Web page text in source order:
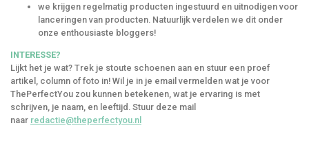
we krijgen regelmatig producten ingestuurd en uitnodigen voor
lanceringen van producten. Natuurlijk verdelen we dit onder
onze enthousiaste bloggers!
INTERESSE?
Lijkt het je wat? Trek je stoute schoenen aan en stuur een proef
artikel, column of foto in! Wil je in je email vermelden wat je voor
ThePerfectYou zou kunnen betekenen, wat je ervaring is met
schrijven, je naam, en leeftijd. Stuur deze mail
naar redactie@theperfectyou.nl